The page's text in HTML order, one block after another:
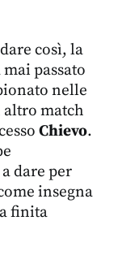
così, la
passato
nelle
match
Chievo.
dare per
insegna
finita